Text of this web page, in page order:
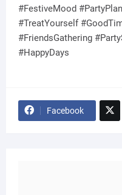
#FestiveMood
#TreatYourself
#FriendsGathering
#HappyDays
Facebook